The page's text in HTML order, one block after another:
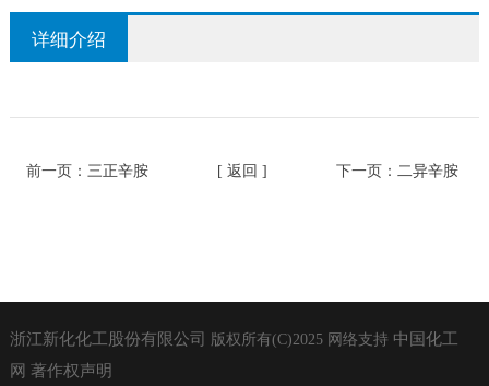
详细介绍
前一页： 三正辛胺 [ 返回 ] 下一页： 二异辛胺
浙江新化化工股份有限公司 版权所有(C)2025网络支持 中国化工
网 著作权声明